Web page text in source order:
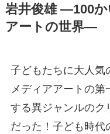
岩井俊雄 ―100
アートの世界―
子どもたちに大人気
メディアアートの第
する異ジャンルのク
だった！子ども時代